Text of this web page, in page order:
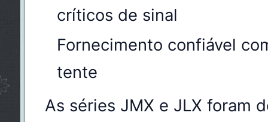
críticos de sinal
Fornecimento confiável
tente
As séries JMX e JLX foram